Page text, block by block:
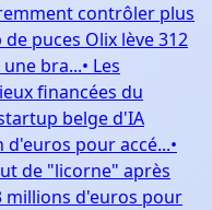
contrôler plus
puces Olix lève 312
bra...• Les
financées du
belge d'IA
pour accé...•
de "licorne" après
millions d'euros pour